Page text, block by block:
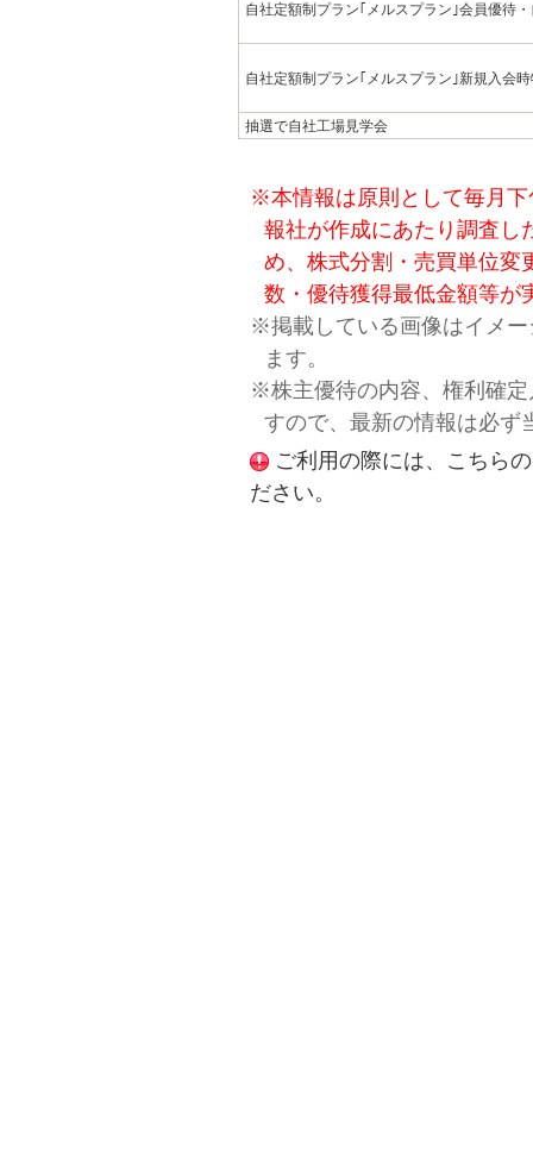
自社定額制プラン｢メルスプラン｣会員優待
自社定額制プラン｢メルスプラン｣新規入会
抽選で自社工場見学会
※本情報は原則として毎月
報社が作成にあたり調査し
め、株式分割・売買単位変
数・優待獲得最低金額等が
※掲載している画像はイメ
ます。
※株主優待の内容、権利確
すので、最新の情報は必ず
ご利用の際には、こちら
ださい。